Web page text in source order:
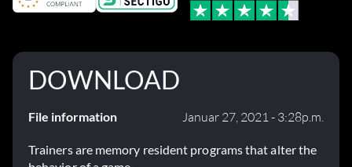
DOWNLOAD
File information Januar 27, 2021 - 3:28p.m.
Trainers are memory resident programs that alter the